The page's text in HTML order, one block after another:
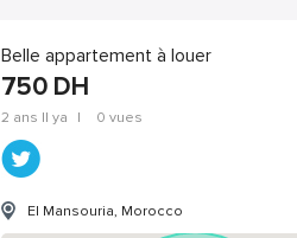
Belle appartement à louer
750 DH
2 ans Il ya | 0 vues
El Mansouria, Morocco